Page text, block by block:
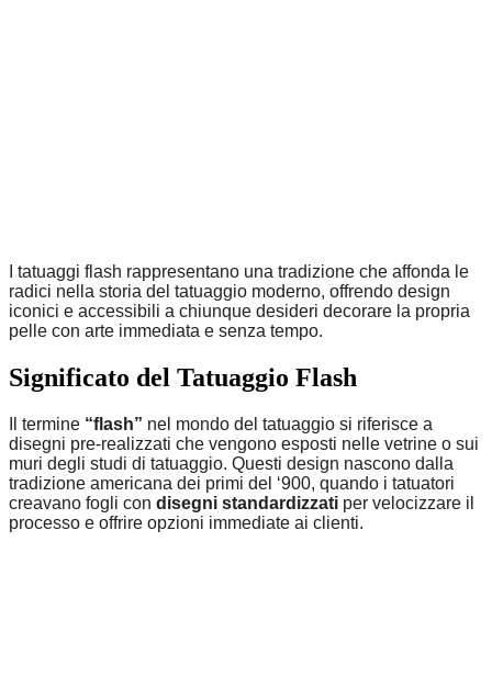
I tatuaggi flash rappresentano una tradizione che affonda le
radici nella storia del tatuaggio moderno, offrendo design
iconici e accessibili a chiunque desideri decorare la propria
pelle con arte immediata e senza tempo.
Significato del Tatuaggio Flash
Il termine “flash” nel mondo del tatuaggio si riferisce a
disegni pre-realizzati che vengono esposti nelle vetrine o sui
muri degli studi di tatuaggio. Questi design nascono dalla
tradizione americana dei primi del ‘900, quando i tatuatori
creavano fogli con disegni standardizzati per velocizzare il
processo e offrire opzioni immediate ai clienti.